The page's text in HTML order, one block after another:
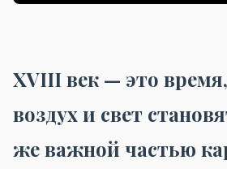
XVIII век — это
воздух и свет
же важной частью